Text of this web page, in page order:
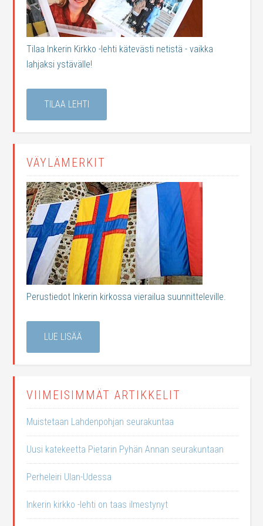
Tilaa Inkerin Kirkko -lehti kätevästi netistä - vaikka
lahjaksi ystävälle!
TILAA LEHTI
VÄYLÄMERKIT
Perustiedot Inkerin kirkossa vierailua suunnitteleville.
LUE LISÄÄ
VIIMEISIMMÄT ARTIKKELIT
Muistetaan Lahdenpohjan seurakuntaa
Uusi katekeetta Pietarin Pyhän Annan seurakuntaan
Perheleiri Ulan-Udessa
Inkerin kirkko -lehti on taas ilmestynyt